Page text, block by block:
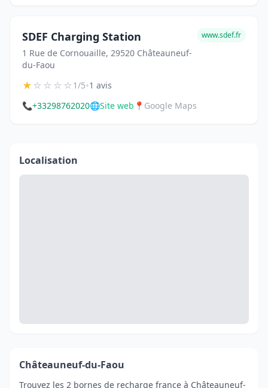
SDEF Charging Station
1 Rue de Cornouaille, 29520 Châteauneuf-
du-Faou
www.sdef.fr
★☆☆☆☆1/5•1 avis
📞+33298762020🌐Site web 📍 Google Maps
Localisation
Châteauneuf-du-Faou
Trouvez les 2 bornes de recharge france à Châteauneuf-